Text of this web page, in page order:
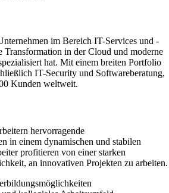
im Bereich IT-Services und -
Transformation in der Cloud und moderne
hat. Mit einem breiten Portfolio
IT-Security und Softwareberatung,
Kunden weltweit.
hervorragende
in einem dynamischen und stabilen
profitieren von einer starken
an innovativen Projekten zu arbeiten.